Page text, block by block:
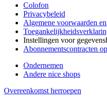
Colofon
Privacybeleid
Algemene voorwaarden
Instellingen voor
Abonnementscontracten
Ondernemen
Andere nice shops
Overeenkomst herroepen